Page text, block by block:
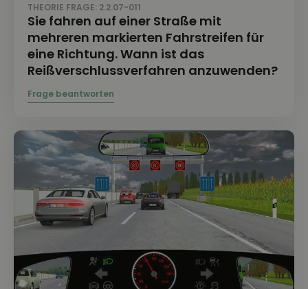
THEORIE FRAGE: 2.2.07-011
Sie fahren auf einer Straße mit
mehreren markierten Fahrstreifen für
eine Richtung. Wann ist das
Reißverschlussverfahren anzuwenden?